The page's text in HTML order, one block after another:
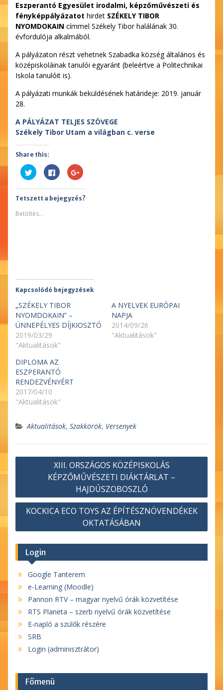
Eszperantó Egyesület irodalmi, képzőművészeti és
fényképpályázatot hirdet SZÉKELY TIBOR
NYOMDOKAIN címmel Székely Tibor halálának 30.
évfordulója alkalmából.
A pályázaton részt vehetnek Szabadka község általános és
középiskoláinak tanulói egyaránt (beleértve a Politechnikai
Iskola tanulóit is).
A pályázati munkák beküldésének határideje: 2019. január
28.
A PÁLYÁZAT TELJES SZÖVEGE
Székely Tibor Utam a világban c. verse
Share this:
Kattints
ide
Twitter-
en
való
ablakban
nyílik
Facebookon
való
megosztáshoz
kattintás
ide.
(Új
Megosztás
a
plusszon(Új
ablakban
nyílik
Tetszett a bejegyzés?
Betöltés...
Kapcsolódó bejegyzések
„SZÉKELY TIBOR
NYOMDOKAIN” –
ÜNNEPÉLYES DÍJKIOSZTÓ
2019/03/29
"Aktualitások"
A NYELVEK EURÓPAI
NAPJA
2014/09/26
"Aktualitások"
DIPLOMA AZ
ESZPERANTÓ
RENDEZVÉNYÉRT
2017/04/10
"Aktualitások"
Aktualitások, Szakkörök, Versenyek
Bejegyzés
navigáció
XIII. ORSZÁGOS KÖZÉPISKOLÁS
KÉPZŐMŰVÉSZETI DIÁKTÁRLAT –
HAJDÚSZOBOSZLÓ
KOCKICA ECO TOYS AZ ÉPÍTÉSZNÖVENDÉKEK
OKTATÁSÁBAN
Login
Google Tanterem
e-Learning (Moodle)
Pannon RTV – magyar nyelvű órák közvetítése
RTS Planeta – szerb nyelvű órák közvetítése
E-napló a szülők részére
SRB
Login (adminisztrátor)
Főmenü